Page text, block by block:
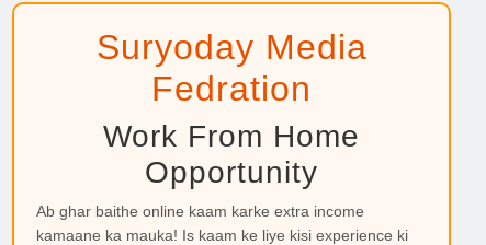
Suryoday Media
Fedration
Work From Home
Opportunity
Ab ghar baithe online kaam karke extra income
kamaane ka mauka! Is kaam ke liye kisi experience ki